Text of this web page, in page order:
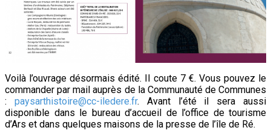
Voilà l’ouvrage désormais édité. Il coute 7 €. Vous pouvez le
commander par mail auprès de la Communauté de Communes
: paysarthistoire@cc-iledere.fr. Avant l’été il sera aussi
disponible dans le bureau d’accueil de l’office de tourisme
d’Ars et dans quelques maisons de la presse de l’île de Ré.